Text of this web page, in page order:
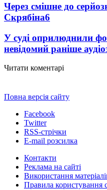
Через смішне до
Скрябіна6
У суді оприлюднили
невідомий раніше
Читати коментарі
Повна версія сайту
Facebook
Twitter
RSS-стрічки
E-mail розсилка
Контакти
Реклама на сайті
Використання
Правила користування